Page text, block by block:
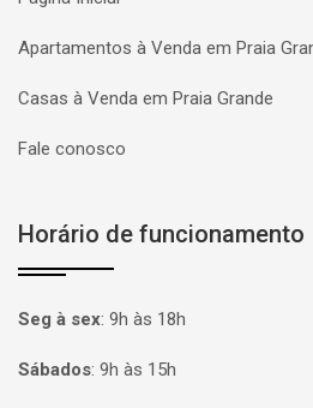
Apartamentos à Venda em Praia
Casas à Venda em Praia Grande
Fale conosco
Horário de funcionamento
Seg à sex: 9h às 18h
Sábados: 9h às 15h